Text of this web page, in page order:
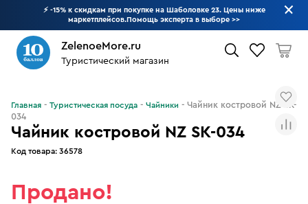
⚡ -15% к скидкам при покупке на Шаболовке 23. Цены ниже
маркетплейсов.Помощь эксперта в выборе >>
ZelenoeMore.ru
Туристический магазин
Чайник костровой NZ SK-034
Код товара: 36578
Главная Туристическая посуда Чайники
Чайник костровой NZ SK-
034
Продано!